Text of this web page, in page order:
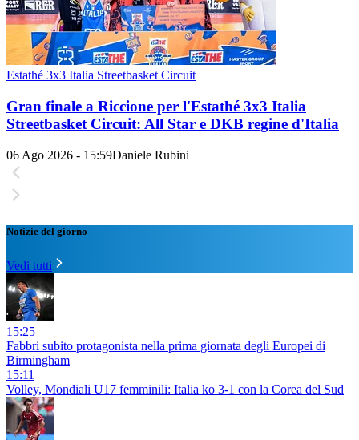
Estathé 3x3 Italia Streetbasket Circuit
Gran finale a Riccione per l'Estathé 3x3 Italia
Streetbasket Circuit: All Star e DKB regine d'Italia
06 Ago 2026 - 15:59Daniele Rubini
Notizie del giorno
Vedi tutti
15:25
Fabbri subito protagonista nella prima giornata degli Europei di
Birmingham
15:11
Volley, Mondiali U17 femminili: Italia ko 3-1 con la Corea del Sud